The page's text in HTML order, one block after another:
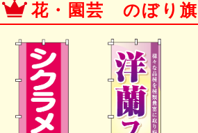
花・園芸 のぼり旗